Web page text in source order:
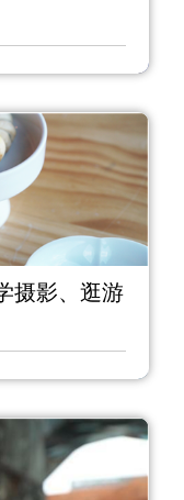
摄影、逛游